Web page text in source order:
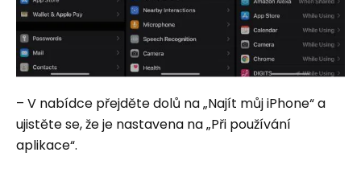
– V nabídce přejděte dolů na „Najít můj iPhone“ a
ujistěte se, že je nastavena na „Při používání
aplikace“.